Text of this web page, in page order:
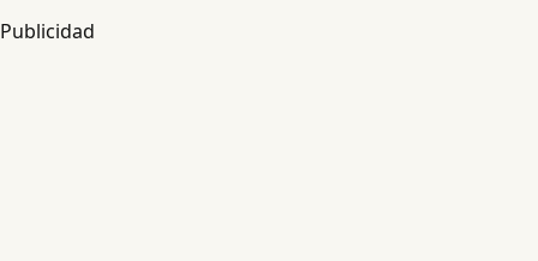
Publicidad